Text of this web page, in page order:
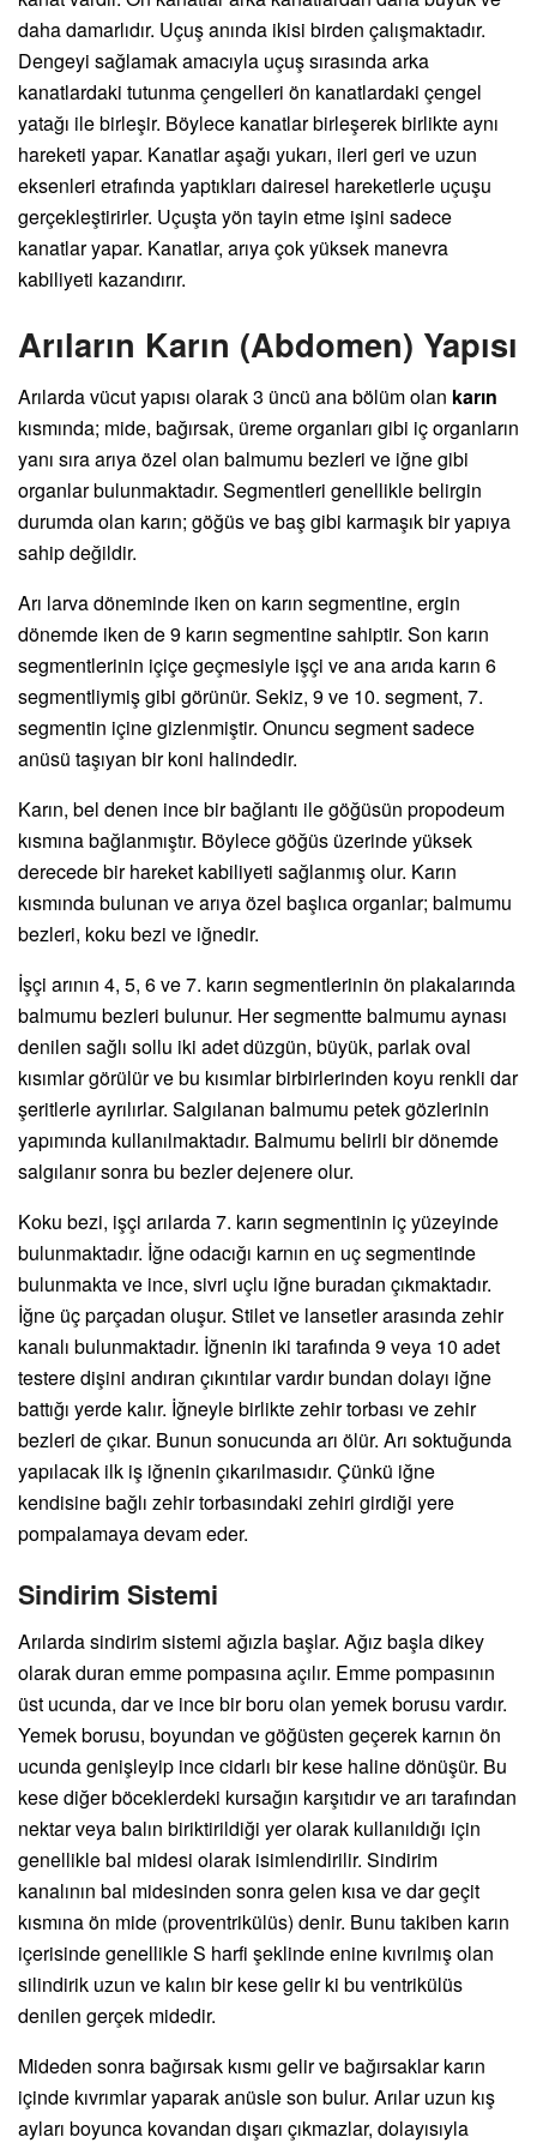
daha damarlıdır. Uçuş anında ikisi birden çalışmaktadır.
Dengeyi sağlamak amacıyla uçuş sırasında arka
kanatlardaki tutunma çengelleri ön kanatlardaki çengel
yatağı ile birleşir. Böylece kanatlar birleşerek birlikte aynı
hareketi yapar. Kanatlar aşağı yukarı, ileri geri ve uzun
eksenleri etrafında yaptıkları dairesel hareketlerle uçuşu
gerçekleştirirler. Uçuşta yön tayin etme işini sadece
kanatlar yapar. Kanatlar, arıya çok yüksek manevra
kabiliyeti kazandırır.
Arıların Karın (Abdomen) Yapısı
Arılarda vücut yapısı olarak 3 üncü ana bölüm olan karın
kısmında; mide, bağırsak, üreme organları gibi iç organların
yanı sıra arıya özel olan balmumu bezleri ve iğne gibi
organlar bulunmaktadır. Segmentleri genellikle belirgin
durumda olan karın; göğüs ve baş gibi karmaşık bir yapıya
sahip değildir.
Arı larva döneminde iken on karın segmentine, ergin
dönemde iken de 9 karın segmentine sahiptir. Son karın
segmentlerinin içiçe geçmesiyle işçi ve ana arıda karın 6
segmentliymiş gibi görünür. Sekiz, 9 ve 10. segment, 7.
segmentin içine gizlenmiştir. Onuncu segment sadece
anüsü taşıyan bir koni halindedir.
Karın, bel denen ince bir bağlantı ile göğüsün propodeum
kısmına bağlanmıştır. Böylece göğüs üzerinde yüksek
derecede bir hareket kabiliyeti sağlanmış olur. Karın
kısmında bulunan ve arıya özel başlıca organlar; balmumu
bezleri, koku bezi ve iğnedir.
İşçi arının 4, 5, 6 ve 7. karın segmentlerinin ön plakalarında
balmumu bezleri bulunur. Her segmentte balmumu aynası
denilen sağlı sollu iki adet düzgün, büyük, parlak oval
kısımlar görülür ve bu kısımlar birbirlerinden koyu renkli dar
şeritlerle ayrılırlar. Salgılanan balmumu petek gözlerinin
yapımında kullanılmaktadır. Balmumu belirli bir dönemde
salgılanır sonra bu bezler dejenere olur.
Koku bezi, işçi arılarda 7. karın segmentinin iç yüzeyinde
bulunmaktadır. İğne odacığı karnın en uç segmentinde
bulunmakta ve ince, sivri uçlu iğne buradan çıkmaktadır.
İğne üç parçadan oluşur. Stilet ve lansetler arasında zehir
kanalı bulunmaktadır. İğnenin iki tarafında 9 veya 10 adet
testere dişini andıran çıkıntılar vardır bundan dolayı iğne
battığı yerde kalır. İğneyle birlikte zehir torbası ve zehir
bezleri de çıkar. Bunun sonucunda arı ölür. Arı soktuğunda
yapılacak ilk iş iğnenin çıkarılmasıdır. Çünkü iğne
kendisine bağlı zehir torbasındaki zehiri girdiği yere
pompalamaya devam eder.
Sindirim Sistemi
Arılarda sindirim sistemi ağızla başlar. Ağız başla dikey
olarak duran emme pompasına açılır. Emme pompasının
üst ucunda, dar ve ince bir boru olan yemek borusu vardır.
Yemek borusu, boyundan ve göğüsten geçerek karnın ön
ucunda genişleyip ince cidarlı bir kese haline dönüşür. Bu
kese diğer böceklerdeki kursağın karşıtıdır ve arı tarafından
nektar veya balın biriktirildiği yer olarak kullanıldığı için
genellikle bal midesi olarak isimlendirilir. Sindirim
kanalının bal midesinden sonra gelen kısa ve dar geçit
kısmına ön mide (proventrikülüs) denir. Bunu takiben karın
içerisinde genellikle S harfi şeklinde enine kıvrılmış olan
silindirik uzun ve kalın bir kese gelir ki bu ventrikülüs
denilen gerçek midedir.
Mideden sonra bağırsak kısmı gelir ve bağırsaklar karın
içinde kıvrımlar yaparak anüsle son bulur. Arılar uzun kış
ayları boyunca kovandan dışarı çıkmazlar, dolayısıyla